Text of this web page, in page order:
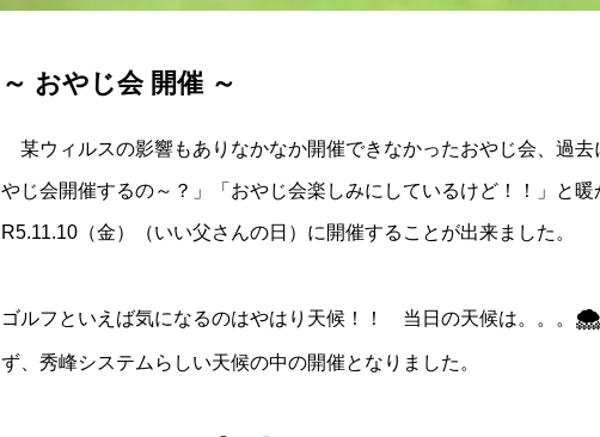
～ おやじ会 開催 ～
某ウィルスの影響もありなかなか開催できなかったおやじ会、過去
やじ会開催するの～？」「おやじ会楽しみにしているけど！！」と暖
R5.11.10（金）（いい父さんの日）に開催することが出来ました。
ゴルフといえば気になるのはやはり天候！！ 当日の天候は。。。 🌨
ず、秀峰システムらしい天候の中の開催となりました。